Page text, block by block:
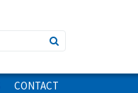
CONTACT